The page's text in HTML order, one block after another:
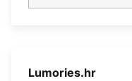
Lumories.hr